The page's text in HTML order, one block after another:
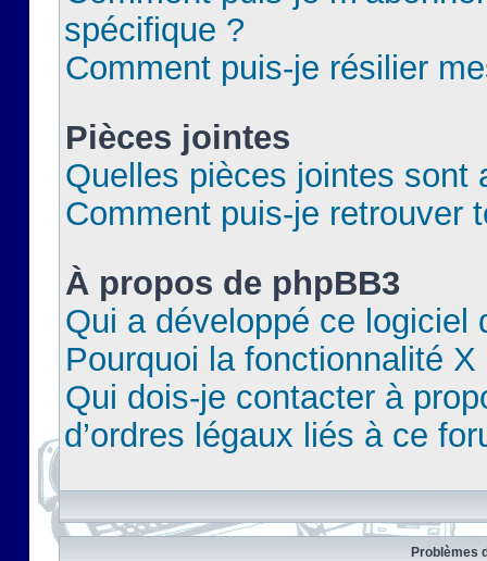
spécifique ?
Comment puis-je résilier
Pièces jointes
Quelles pièces jointes sont
Comment puis-je retrouver
À propos de phpBB3
Qui a développé ce logiciel
Pourquoi la fonctionnalité X
Qui dois-je contacter à
d’ordres légaux liés à ce
Problèmes